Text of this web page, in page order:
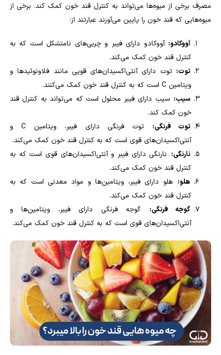
مصرف برخی از میوه‌ها می‌تواند به کنترل قند خون کمک کند. برخی از
میوه‌هایی که قند خون را پایین می‌آورند عبارتند از:
آووکادو: آووکادو دارای فیبر و چربی‌های نامتشکل است که به
کنترل قند خون کمک می‌کند.
توت: توت دارای آنتی‌اکسیدان‌های قویی مانند فلاونوئیدها و
ویتامین C است که به کنترل قند خون کمک می‌کنند.
سیب: سیب دارای فیبر محلول است که می‌تواند به کنترل قند
خون کمک کند.
توت فرنگی:
توت فرنگی دارای فیبر، ویتامین C و
آنتی‌اکسیدان‌های قوی است که به کنترل قند خون کمک می‌کند.
نارنگی: نارنگی دارای فیبر و آنتی‌اکسیدان‌های قوی است که به
کنترل قند خون کمک می‌کند.
هلو: هلو دارای فیبر، ویتامین‌ها و مواد معدنی است که به
کنترل قند خون کمک می‌کند.
گوجه فرنگی:
گوجه فرنگی دارای فیبر، ویتامین‌ها و
آنتی‌اکسیدان‌های قوی است که به کنترل قند خون کمک می‌کند.